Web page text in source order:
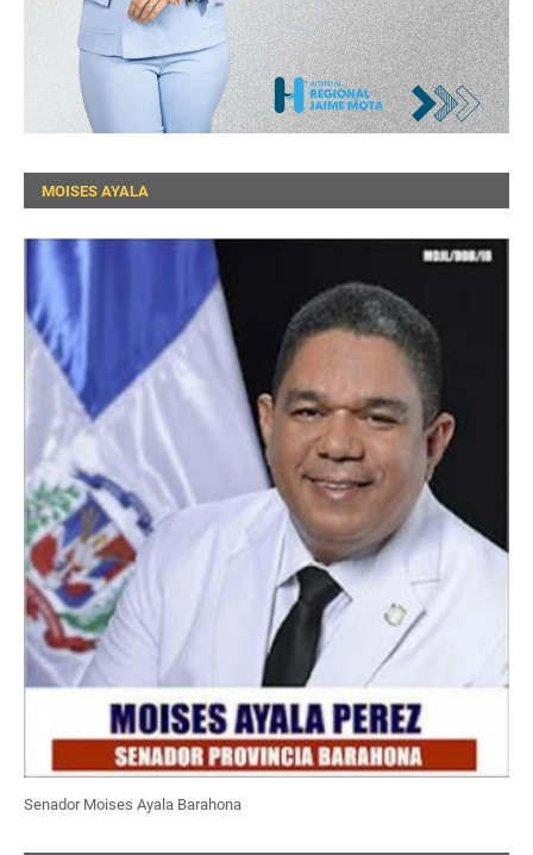
MOISES AYALA
Senador Moises Ayala Barahona